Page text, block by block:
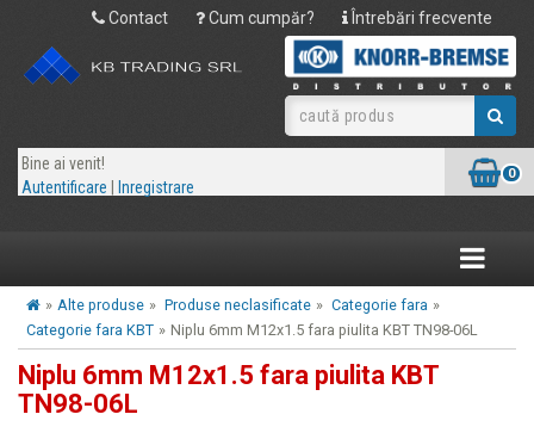
Contact Cum cumpăr? Întrebări frecvente
Bine ai venit!
Autentificare
Inregistrare
0
Toggle
» Alte produse » Produse neclasificate » Categorie fara »
Categorie fara KBT » Niplu 6mm M12x1.5 fara piulita KBT TN98-06L
Niplu 6mm M12x1.5 fara piulita KBT
TN98-06L